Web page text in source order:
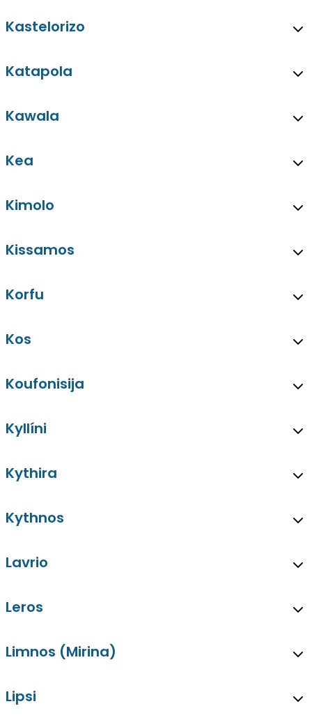
Kastelorizo
Katapola
Kawala
Kea
Kimolo
Kissamos
Korfu
Kos
Koufonisija
Kyllíni
Kythira
Kythnos
Lavrio
Leros
Limnos (Mirina)
Lipsi